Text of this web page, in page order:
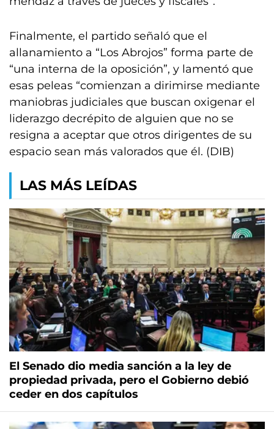
Finalmente, el partido señaló que el
allanamiento a “Los Abrojos” forma parte de
“una interna de la oposición”, y lamentó que
esas peleas “comienzan a dirimirse mediante
maniobras judiciales que buscan oxigenar el
liderazgo decrépito de alguien que no se
resigna a aceptar que otros dirigentes de su
espacio sean más valorados que él. (DIB)
LAS MÁS LEÍDAS
El Senado dio media sanción a la ley de
propiedad privada, pero el Gobierno debió
ceder en dos capítulos